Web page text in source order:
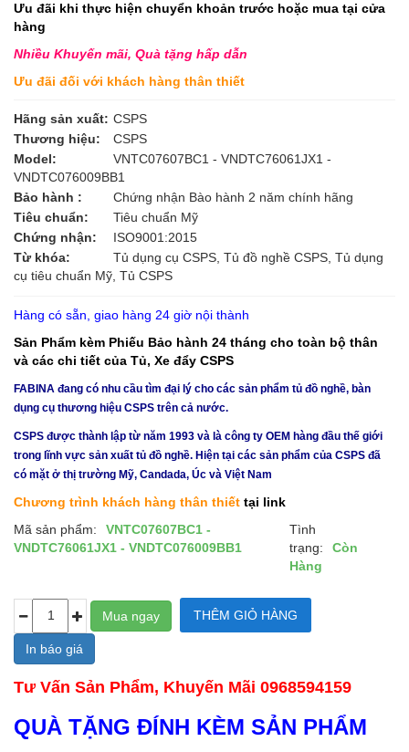
Ưu đãi khi thực hiện chuyển khoản trước hoặc mua tại cửa
hàng
Nhiều Khuyến mãi, Quà tặng hấp dẫn
Ưu đãi đối với khách hàng thân thiết
Hãng sản xuất: CSPS
Thương hiệu:
CSPS
Model:
VNTC07607BC1 - VNDTC76061JX1 -
VNDTC076009BB1
Bảo hành :
Chứng nhận Bào hành 2 năm chính hãng
Tiêu chuẩn:
Tiêu chuẩn Mỹ
Chứng nhận:
ISO9001:2015
Từ khóa:
Tủ dụng cụ CSPS, Tủ đồ nghề CSPS, Tủ dụng
cụ tiêu chuẩn Mỹ, Tủ CSPS
Hàng có sẵn, giao hàng 24 giờ nội thành
Sản Phẩm kèm Phiếu Bảo hành 24 tháng cho toàn bộ thân
và các chi tiết của Tủ, Xe đẩy CSPS
FABINA đang có nhu cầu tìm đại lý cho các sản phẩm tủ đồ nghề, bàn
dụng cụ thương hiệu CSPS trên cả nước.
CSPS được thành lập từ năm 1993 và là công ty OEM hàng đầu thế giới
trong lĩnh vực sản xuất tủ đồ nghề. Hiện tại các sản phẩm của CSPS đã
có mặt ở thị trường Mỹ, Candada, Úc và Việt Nam
Chương trình khách hàng thân thiết tại link
Mã sản phẩm:
VNTC07607BC1 -
VNDTC76061JX1 - VNDTC076009BB1
Tình
trạng:
Còn
Hàng
In báo giá
Tư Vấn Sản Phẩm, Khuyến Mãi 0968594159
QUÀ TẶNG ĐÍNH KÈM SẢN PHẨM